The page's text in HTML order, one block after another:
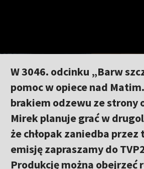
W 3046. odcinku „Barw
pomoc w opiece nad
brakiem odzewu ze strony
Mirek planuje grać w
że chłopak zaniedba przez
emisję zapraszamy do
Produkcję można obejrzeć